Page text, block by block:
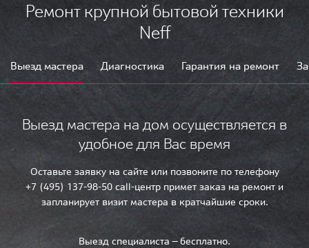
Ремонт крупной бытовой техники
Neff
Выезд мастера Диагностика Гарантия на ремонт
Выезд мастера на дом осуществляется в
удобное для Вас время
Оставьте заявку на сайте или позвоните по телефону
+7 (495) 137-98-50 call-центр примет заказ на ремонт и
запланирует визит мастера в кратчайшие сроки.
Выезд специалиста — бесплатно.